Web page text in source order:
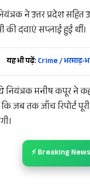
ने उत्तर प्रदेश
की दवाएं सप्लाई हुई थीं।
यह भी पढ़ें: Crime / भरमाड़-
मनीष कपूर ने
जब तक जाँच रिपोर्ट
⚡ Breaking